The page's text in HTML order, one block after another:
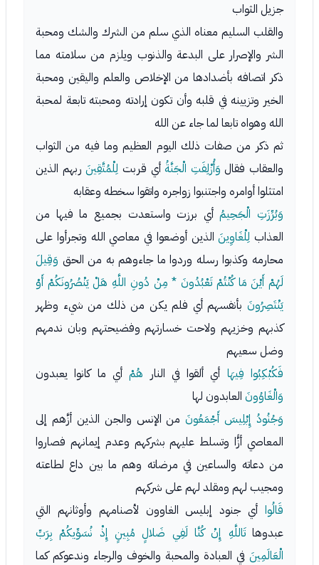
جزيل الثواب
والقلب السليم معناه الذي سلم من الشرك والشك ومحبة
الشر والإصرار على البدعة والذنوب ويلزم من سلامته مما
ذكر اتصافه بأضدادها من الإخلاص والعلم واليقين ومحبة
الخير وتزيينه في قلبه وأن تكون إرادته ومحبته تابعة لمحبة
الله وهواه تابعا لما جاء عن الله
ثم ذكر من صفات ذلك اليوم العظيم وما فيه من الثواب
والعقاب فقال وَأُزْلِفَتِ الْجَنَّةُ أي قربت لِلْمُتَّقِينَربهم الذين
امتثلوا أوامره واجتنبوا زواجره واتقوا سخطه وعقابه
وَبُرِّزَتِ الْجَحِيمُأي برزت واستعدت بجميع ما فيها من
العذاب لِلْغَاوِينَالذين أوضعوا في معاصي الله وتجرأوا على
محارمه وكذبوا رسله وردوا ما جاءوهم به من الحق وَقِيلَ
لَهُمْ أَيْنَ مَا كُنْتُمْ تَعْبُدُونَ * مِنْ دُونِ اللَّهِ هَلْ يَنْصُرُونَكُمْ أَوْ
يَنْتَصِرُونَ بأنفسهم أي فلم يكن من ذلك من شيء وظهر
كذبهم وخزيهم ولاحت خسارتهم وفضيحتهم وبان ندمهم
وضل سعيهم
فَكُبْكِبُوا فِيهَا أي ألقوا في النار هُمْأي ما كانوا يعبدون
وَالْغَاوُونَ العابدون لها
وَجُنُودُ إِبْلِيسَ أَجْمَعُونَمن الإنس والجن الذين أزَّهم إلى
المعاصي أزًّا وتسلط عليهم بشركهم وعدم إيمانهم فصاروا
من دعاته والساعين في مرضاته وهم ما بين داع لطاعته
ومجيب لهم ومقلد لهم على شركهم
قَالُوا أي جنود إبليس الغاوون لأصنامهم وأوثانهم التي
عبدوهاتَاللَّهِ إِنْ كُنَّا لَفِي ضَلالٍ مُبِينٍ إِذْ نُسَوِّيكُمْ بِرَبِّ
الْعَالَمِينَ في العبادة والمحبة والخوف والرجاء وندعوكم كما